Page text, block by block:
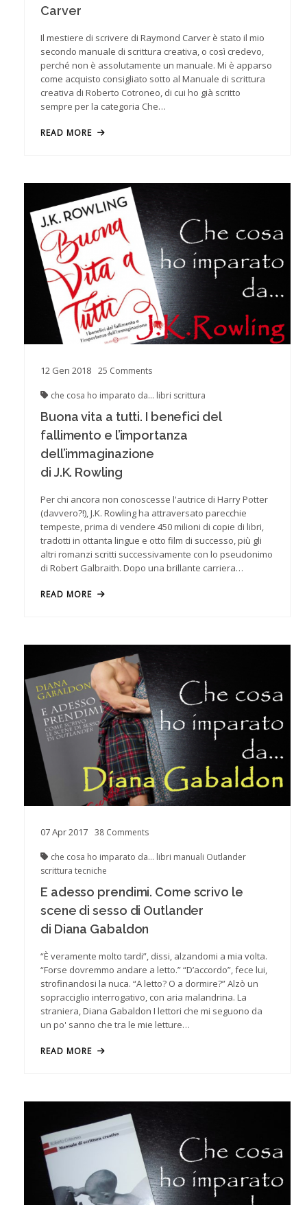
Carver
Il mestiere di scrivere di Raymond Carver è stato il mio
secondo manuale di scrittura creativa, o così credevo,
perché non è assolutamente un manuale. Mi è apparso
come acquisto consigliato sotto al Manuale di scrittura
creativa di Roberto Cotroneo, di cui ho già scritto
sempre per la categoria Che…
READ MORE
12 Gen 2018 25 Comments
che cosa ho imparato da... libri scrittura
Buona vita a tutti. I benefici del
fallimento e l’importanza
dell’immaginazione
di J.K. Rowling
Per chi ancora non conoscesse l'autrice di Harry Potter
(davvero?!), J.K. Rowling ha attraversato parecchie
tempeste, prima di vendere 450 milioni di copie di libri,
tradotti in ottanta lingue e otto film di successo, più gli
altri romanzi scritti successivamente con lo pseudonimo
di Robert Galbraith. Dopo una brillante carriera…
READ MORE
07Apr2017 38 Comments
che cosa ho imparato da... libri manuali Outlander
scrittura tecniche
E adesso prendimi. Come scrivo le
scene di sesso di Outlander
di Diana Gabaldon
“È veramente molto tardi”, dissi, alzandomi a mia volta.
“Forse dovremmo andare a letto.” “D’accordo”, fece lui,
strofinandosi la nuca. “A letto? O a dormire?” Alzò un
sopracciglio interrogativo, con aria malandrina. La
straniera, Diana Gabaldon I lettori che mi seguono da
un po' sanno che tra le mie letture…
READ MORE